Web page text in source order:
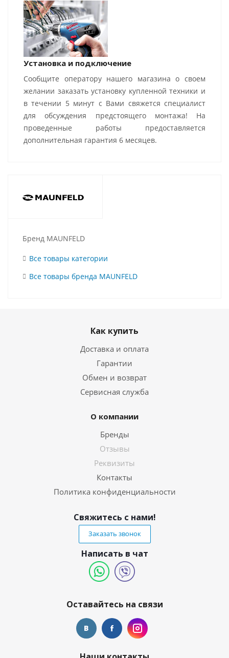
Установка и подключение
Сообщите оператору нашего магазина о своем
желании заказать установку купленной техники и
в течении 5 минут с Вами свяжется специалист
для обсуждения предстоящего монтажа! На
проведенные работы предоставляется
дополнительная гарантия 6 месяцев.
Бренд MAUNFELD
Все товары категории
Все товары бренда MAUNFELD
Как купить
Доставка и оплата
Гарантии
Обмен и возврат
Сервисная служба
О компании
Бренды
Отзывы
Реквизиты
Контакты
Политика конфиденциальности
Свяжитесь с нами!
Заказать звонок
Написать в чат
Оставайтесь на связи